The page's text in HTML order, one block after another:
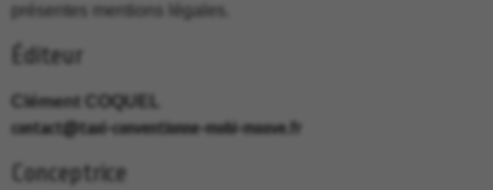
présentes mentions légales.
Éditeur
Clément COQUEL
contact@taxi-conventionne-mobi-moove.fr
Conceptrice